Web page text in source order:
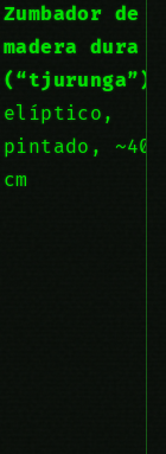
Zumbador de
madera dura
(“tjurunga”)
elíptico,
pintado, ~40
cm